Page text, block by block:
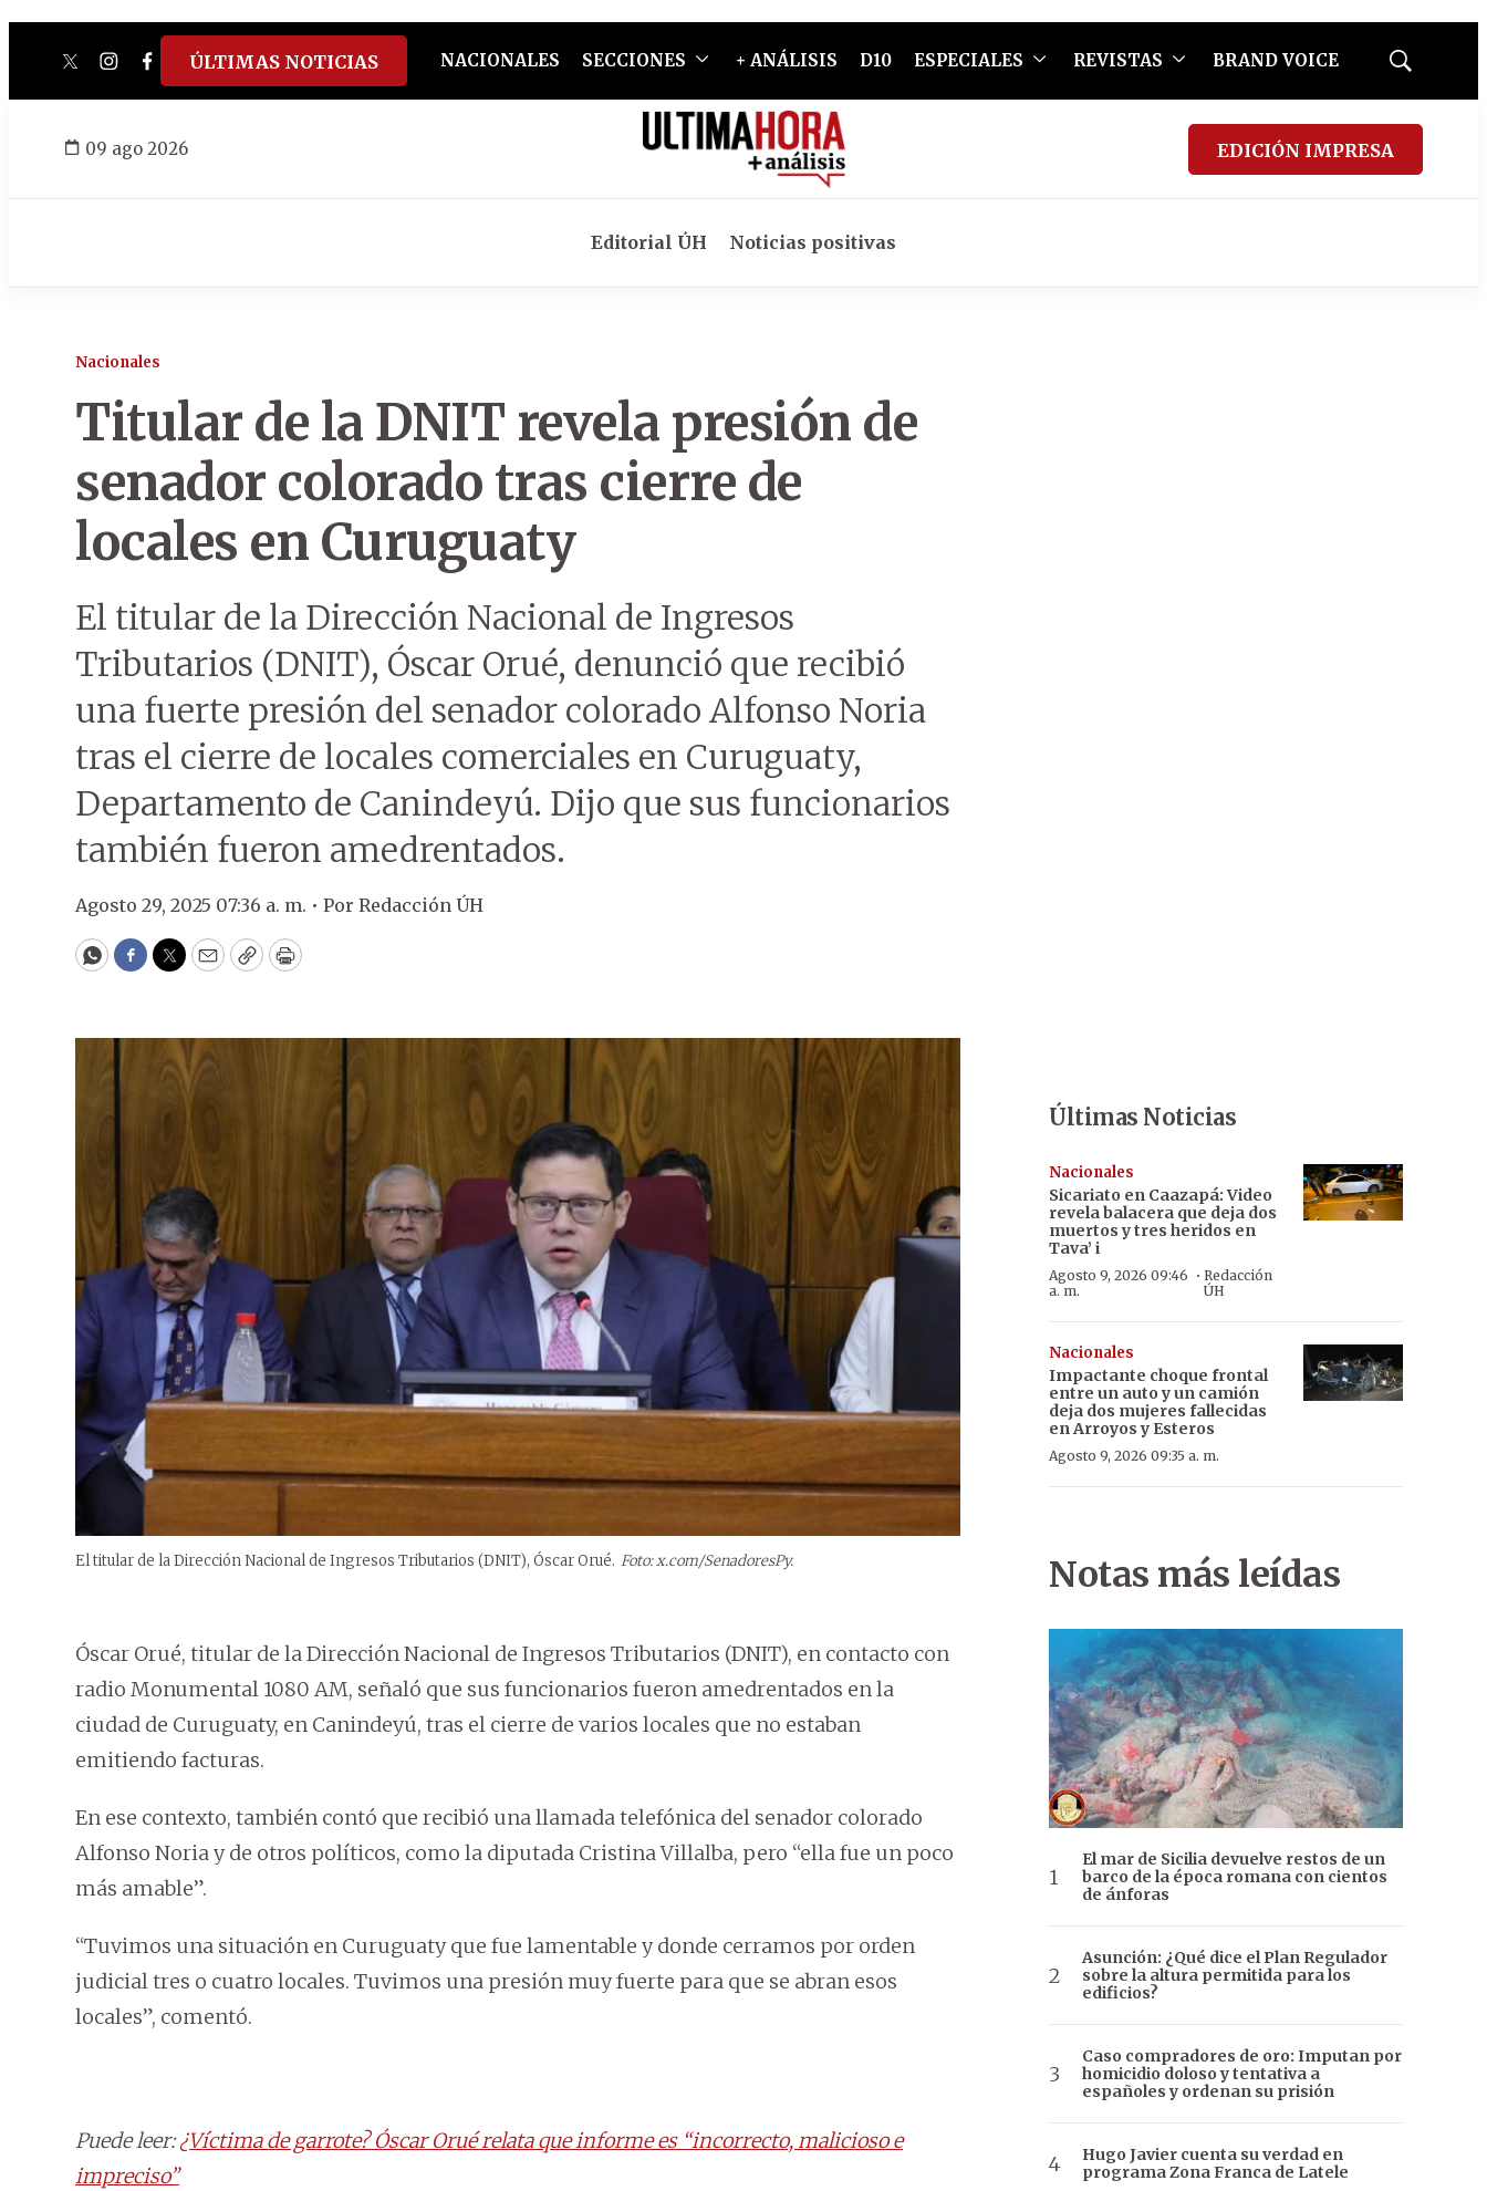
twitterinstagram
facebook
tiktokyoutube
spotify
ÚLTIMAS NOTICIAS NACIONALES SECCIONES + ANÁLISIS D10 ESPECIALES REVISTAS BRAND VOICE
Mostrar
09 ago 2026 EDICIÓN IMPRESA
Editorial ÚH Noticias positivas
Nacionales
Titular de la DNIT revela presión de
senador colorado tras cierre de
locales en Curuguaty
El titular de la Dirección Nacional de Ingresos
Tributarios (DNIT), Óscar Orué, denunció que recibió
una fuerte presión del senador colorado Alfonso Noria
tras el cierre de locales comerciales en Curuguaty,
Departamento de Canindeyú. Dijo que sus funcionarios
también fueron amedrentados.
Agosto 29, 2025 07:36 a. m. • Por Redacción ÚH
WhatsApp
Facebook
Twitter
EmailCopyPrint
El titular de la Dirección Nacional de Ingresos Tributarios (DNIT), Óscar Orué. Foto: x.com/SenadoresPy.
Óscar Orué, titular de la Dirección Nacional de Ingresos Tributarios (DNIT), en contacto con
radio Monumental 1080 AM, señaló que sus funcionarios fueron amedrentados en la
ciudad de Curuguaty, en Canindeyú, tras el cierre de varios locales que no estaban
emitiendo facturas.
En ese contexto, también contó que recibió una llamada telefónica del senador colorado
Alfonso Noria y de otros políticos, como la diputada Cristina Villalba, pero “ella fue un poco
más amable”.
“Tuvimos una situación en Curuguaty que fue lamentable y donde cerramos por orden
judicial tres o cuatro locales. Tuvimos una presión muy fuerte para que se abran esos
locales”, comentó.
Puede leer:¿Víctima de garrote? Óscar Orué relata que informe es “incorrecto, malicioso e
impreciso”
Últimas Noticias
Nacionales
Sicariato en Caazapá: Video
revela balacera que deja dos
muertos y tres heridos en
Tava’ i
Agosto 9, 2026 09:46
a. m.
·Redacción
ÚH
Nacionales
Impactante choque frontal
entre un auto y un camión
deja dos mujeres fallecidas
en Arroyos y Esteros
Agosto 9, 2026 09:35 a. m.
Notas más leídas
El mar de Sicilia devuelve restos de un
barco de la época romana con cientos
de ánforas
Asunción: ¿Qué dice el Plan Regulador
sobre la altura permitida para los
edificios?
Caso compradores de oro: Imputan por
homicidio doloso y tentativa a
españoles y ordenan su prisión
Hugo Javier cuenta su verdad en
programa Zona Franca de Latele